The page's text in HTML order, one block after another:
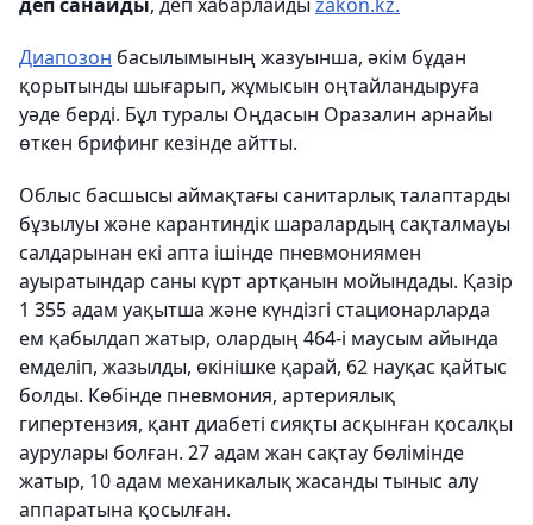
Диапозон басылымының жазуынша, әкім бұдан
қорытынды шығарып, жұмысын оңтайландыруға
уәде берді. Бұл туралы Оңдасын Оразалин арнайы
өткен брифинг кезінде айтты.
Облыс басшысы аймақтағы санитарлық талаптарды
бұзылуы және карантиндік шаралардың сақталмауы
салдарынан екі апта ішінде пневмониямен
ауыратындар саны күрт артқанын мойындады. Қазір
1 355 адам уақытша және күндізгі стационарларда
ем қабылдап жатыр, олардың 464-і маусым айында
емделіп, жазылды, өкінішке қарай, 62 науқас қайтыс
болды. Көбінде пневмония, артериялық
гипертензия, қант диабеті сияқты асқынған қосалқы
аурулары болған. 27 адам жан сақтау бөлімінде
жатыр, 10 адам механикалық жасанды тыныс алу
аппаратына қосылған.